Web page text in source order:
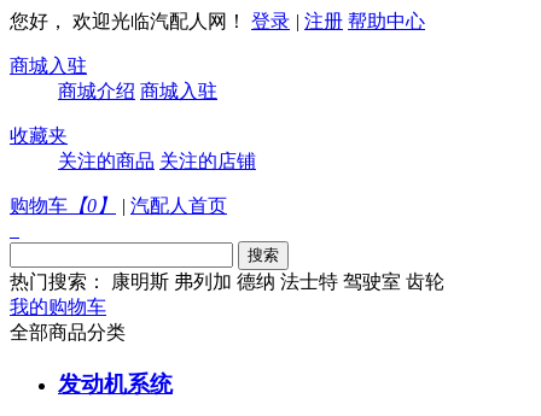
您好， 欢迎光临汽配人网！ 登录 | 注册 帮助中心
商城入驻
商城介绍 商城入驻
收藏夹
关注的商品 关注的店铺
购物车 【0 】 | 汽配人首页
热门搜索： 康明斯 弗列加 德纳 法士特 驾驶室 齿轮
我的购物车
全部商品分类
发动机系统